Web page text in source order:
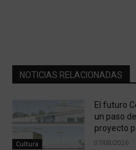
NOTICIAS RELACIONADAS
Cultura
El futuro
un paso
proyecto
07/08/2026